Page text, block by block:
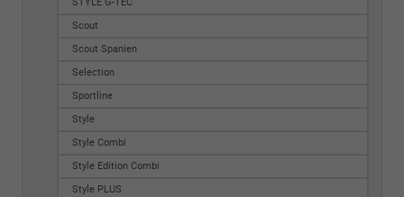
STYLE G-TEC
Scout
Scout Spanien
Selection
Sportline
Style
Style Combi
Style Edition Combi
Style PLUS